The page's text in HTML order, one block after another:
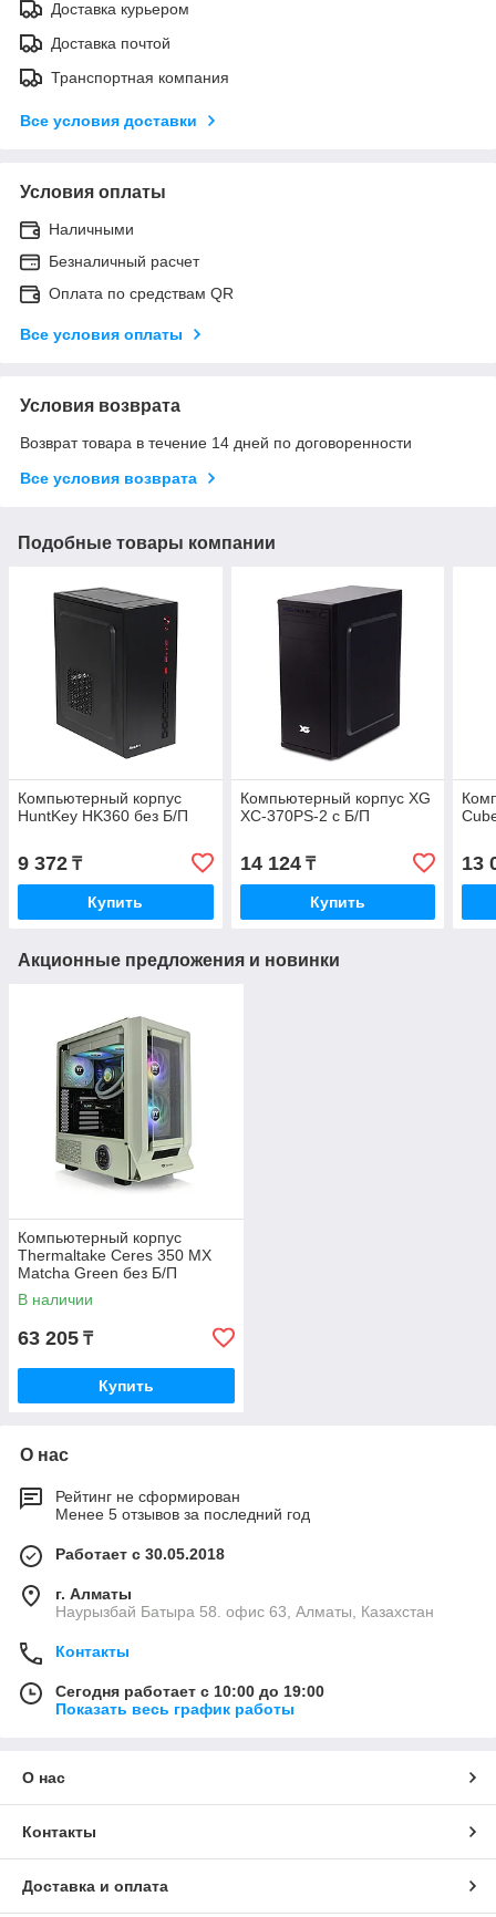
Доставка курьером
Доставка почтой
Транспортная компания
Все условия доставки
Условия оплаты
Наличными
Безналичный расчет
Оплата по средствам QR
Все условия оплаты
Условия возврата
Возврат товара в течение 14 дней по договоренности
Все условия возврата
Подобные товары компании
Компьютерный корпус
HuntKey HK360 без Б/П
9 372 ₸
Купить
Компьютерный корпус XG
XC-370PS-2 с Б/П
14 124₸
Купить
13
Акционные предложения и новинки
Компьютерный корпус
Thermaltake Ceres 350 MX
Matcha Green без Б/П
В наличии
63 205 ₸
Купить
О нас
Рейтинг не сформирован
Менее 5 отзывов за последний год
Работает с 30.05.2018
г. Алматы
Наурызбай Батыра 58. офис 63, Алматы, Казахстан
Контакты
Сегодня работает с 10:00 до 19:00
Показать весь график работы
О нас
Контакты
Доставка и оплата